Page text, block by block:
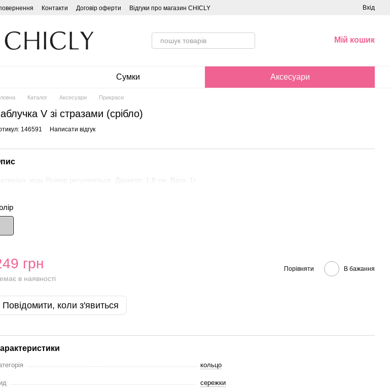
Контакти Договір оферти Відгуки про магазин CHICLY Вхід
Мій кошик
Сумки Аксесуари
Каталог Аксесуари Прикраси
V зі стразами (срібло)
146591 Написати відгук
мідь Розмір регулюється. Діаметр: 1,8 см. Вага: 1г
грн
в наявності
Порівняти В бажання
Повідомити, коли з'явиться
кольцо
сережки